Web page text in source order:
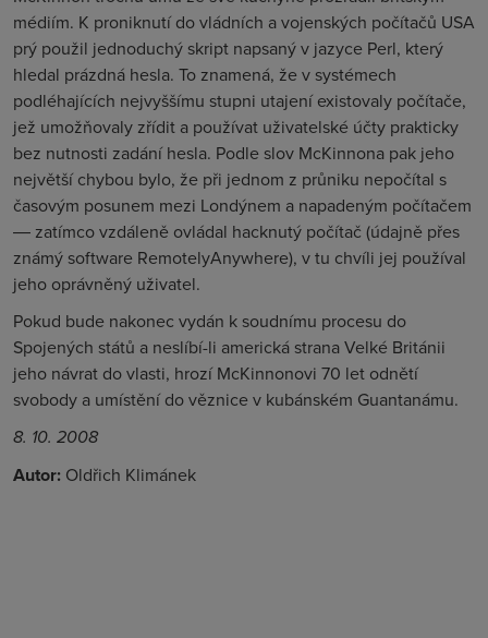
médiím. K proniknutí do vládních a vojenských počítačů USA
prý použil jednoduchý skript napsaný v jazyce Perl, který
hledal prázdná hesla. To znamená, že v systémech
podléhajících nejvyššímu stupni utajení existovaly počítače,
jež umožňovaly zřídit a používat uživatelské účty prakticky
bez nutnosti zadání hesla. Podle slov McKinnona pak jeho
největší chybou bylo, že při jednom z průniku nepočítal s
časovým posunem mezi Londýnem a napadeným počítačem
― zatímco vzdáleně ovládal hacknutý počítač (údajně přes
známý software RemotelyAnywhere), v tu chvíli jej používal
jeho oprávněný uživatel.
Pokud bude nakonec vydán k soudnímu procesu do
Spojených států a neslíbí-li americká strana Velké Británii
jeho návrat do vlasti, hrozí McKinnonovi 70 let odnětí
svobody a umístění do věznice v kubánském Guantanámu.
8. 10. 2008
Autor: Oldřich Klimánek